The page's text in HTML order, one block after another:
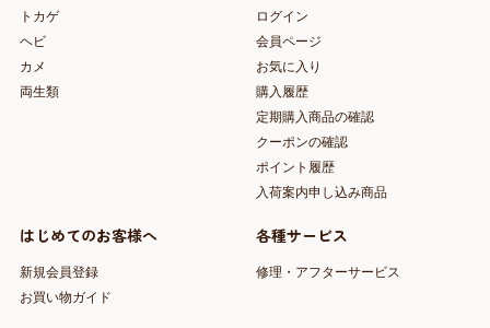
トカゲ
ヘビ
カメ
両生類
ログイン
会員ページ
お気に入り
購入履歴
定期購入商品の確認
クーポンの確認
ポイント履歴
入荷案内申し込み商品
はじめてのお客様へ
新規会員登録
お買い物ガイド
各種サービス
修理・アフターサービス